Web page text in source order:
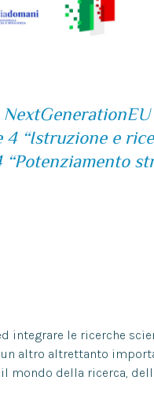
4 “Istruzione e
“Potenziamento
integrare le ricerche
altro altrettanto
mondo della ricerca,